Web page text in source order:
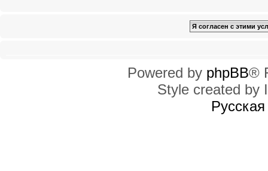
Powered by phpBB®
Style created by